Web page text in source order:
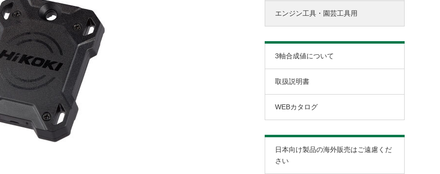
チップソーカッタ用
エンジン工具・園芸工具用
3軸合成値について
取扱説明書
WEBカタログ
日本向け製品の海外販売はご遠慮くだ
さい